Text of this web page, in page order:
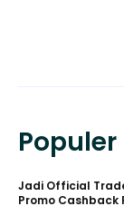
Populer
Jadi Official
Promo Cashback